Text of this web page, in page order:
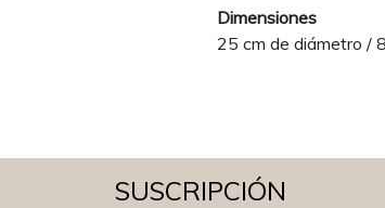
Dimensiones
25 cm de diámetro /
SUSCRIPCIÓN